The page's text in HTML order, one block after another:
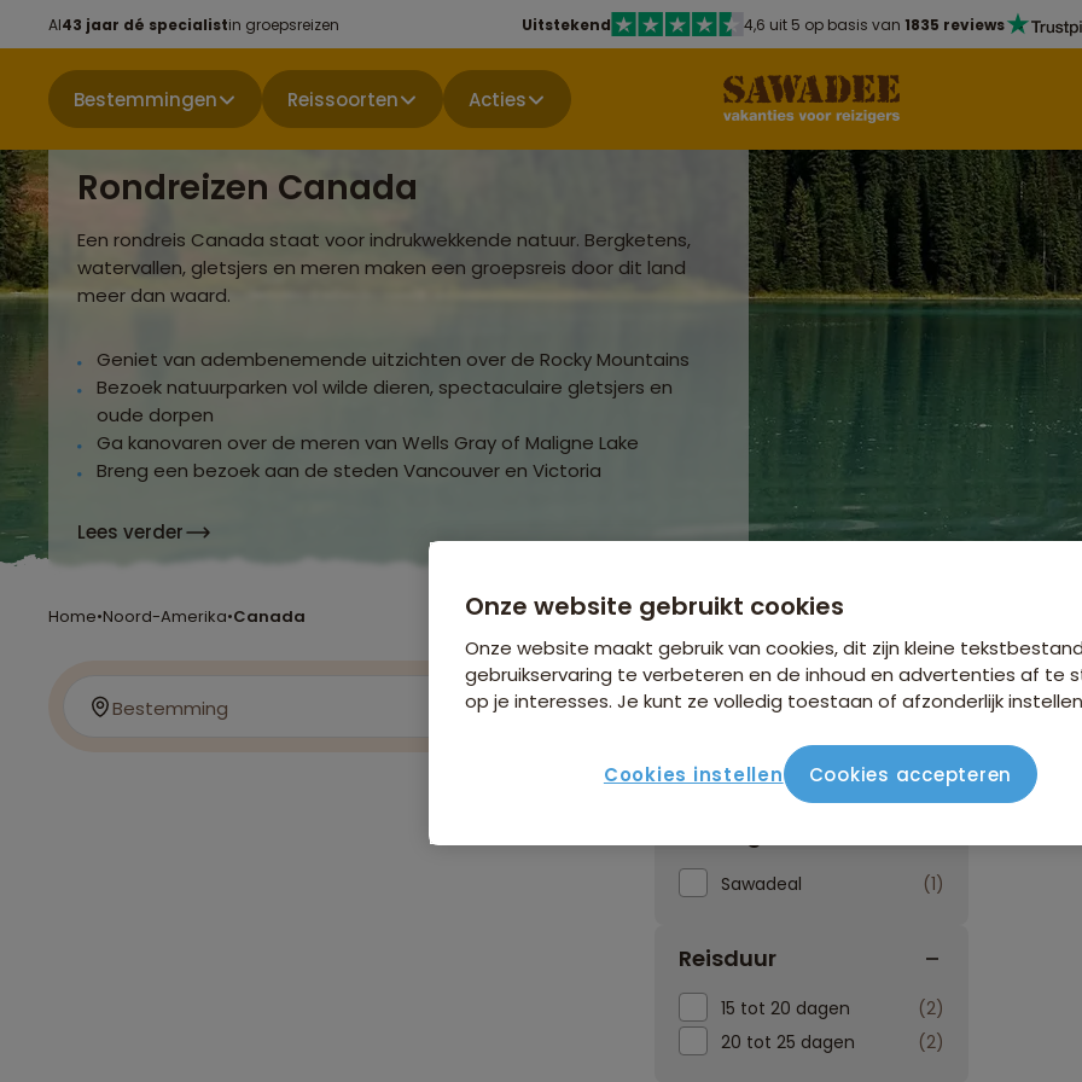
Al43 jaar dé specialistin groepsreizen Uitstekend 4,6 uit 5 op basis van 1835 reviews
Bestemmingen Reissoorten Acties
Rondreizen Canada
Een rondreis Canada staat voor indrukwekkende natuur. Bergketens,
watervallen, gletsjers en meren maken een groepsreis door dit land
meer dan waard.
Geniet van adembenemende uitzichten over de Rocky Mountains
Bezoek natuurparken vol wilde dieren, spectaculaire gletsjers en
oude dorpen
Ga kanovaren over de meren van Wells Gray of Maligne Lake
Breng een bezoek aan de steden Vancouver en Victoria
Lees verder
Home•Noord-Amerika•Canada
Bestemming Reissoorten
Sawadeal 1
Reisduur
15 tot 20 dagen
2
20 tot 25 dagen
2
Onze website gebruikt cookies
Onze website maakt gebruik van cookies, dit zijn kleine
gebruikservaring te verbeteren en de inhoud en advertenties af te
op je interesses. Je kunt ze volledig toestaan of afzonderlijk
Cookies instellen Cookies accepteren